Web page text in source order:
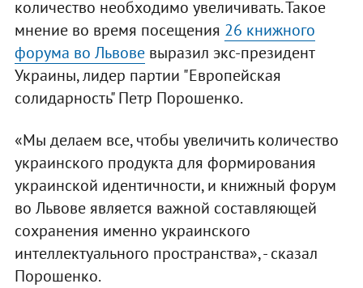
количество необходимо увеличивать. Такое
мнение во время посещения 26 книжного
форума во Львовевыразил экс-президент
Украины, лидер партии "Европейская
солидарность" Петр Порошенко.
«Мы делаем все, чтобы увеличить количество
украинского продукта для формирования
украинской идентичности, и книжный форум
во Львове является важной составляющей
сохранения именно украинского
интеллектуального пространства», - сказал
Порошенко.